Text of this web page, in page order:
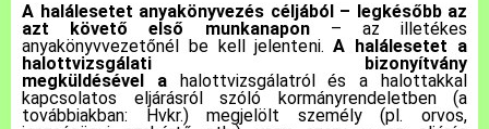
Zalaköveskút
Művelődési ház
A halálesetet anyakönyvezés céljából – legkésőbb az
azt követő első munkanapon – az illetékes
anyakönyvvezetőnél be kell jelenteni.A halálesetet a
halottvizsgálati bizonyítvány
megküldésével a halottvizsgálatról és a halottakkal
kapcsolatos eljárásról szóló kormányrendeletben (a
továbbiakban: Hvkr.) megjelölt személy (pl. orvos,